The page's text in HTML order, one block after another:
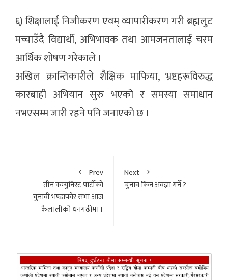
६) शिक्षालाई निजीकरण एवम् व्यापारीकरण गरी ब्रह्मलुट
मच्चाउँदै विद्यार्थी, अभिभावक तथा आमजनतालाई चरम
आर्थिक शोषण गरेकाले ।
अखिल क्रान्तिकारीले शैक्षिक माफिया, भ्रष्टहरूविरुद्ध
कारबाही अभियान सुरु भएको र समस्या समाधान
नभएसम्म जारी रहने पनि जनाएको छ ।
Prev
तीन कम्युनिस्ट पार्टीको
चुनावी भण्डाफाेर सभा आज
कैलालीको धनगढीमा ।
Next
चुनाव किन अवज्ञा गर्ने ?